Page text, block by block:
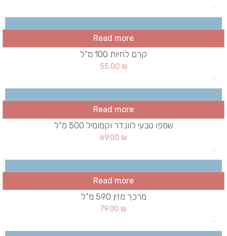
Read more
קרם לחיות 100 מ"ל
55.00 ₪
Read more
שמפו טבעי לוונדר וקמומיל 500 מ"ל
69.00 ₪
Read more
מרכך מזין 590 מ"ל
79.00 ₪